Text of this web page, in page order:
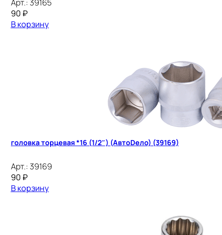
Арт.: 39165
90 ₽
В корзину
головка торцевая *16 (1/2″) (АвтоDело) (39169)
Арт.: 39169
90 ₽
В корзину